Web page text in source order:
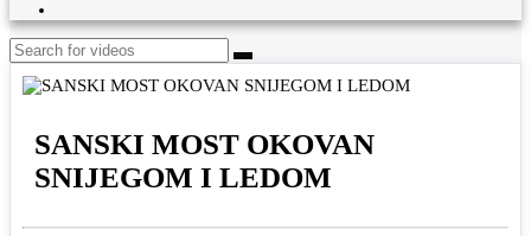
SANSKI MOST OKOVAN
SNIJEGOM I LEDOM